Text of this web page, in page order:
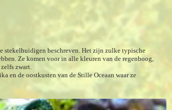
stekelhuidigen beschreven. Het zijn zulke typische
Ze komen voor in alle kleuren van de regenboog,
zwart.
en de oostkusten van de Stille Oceaan waar ze